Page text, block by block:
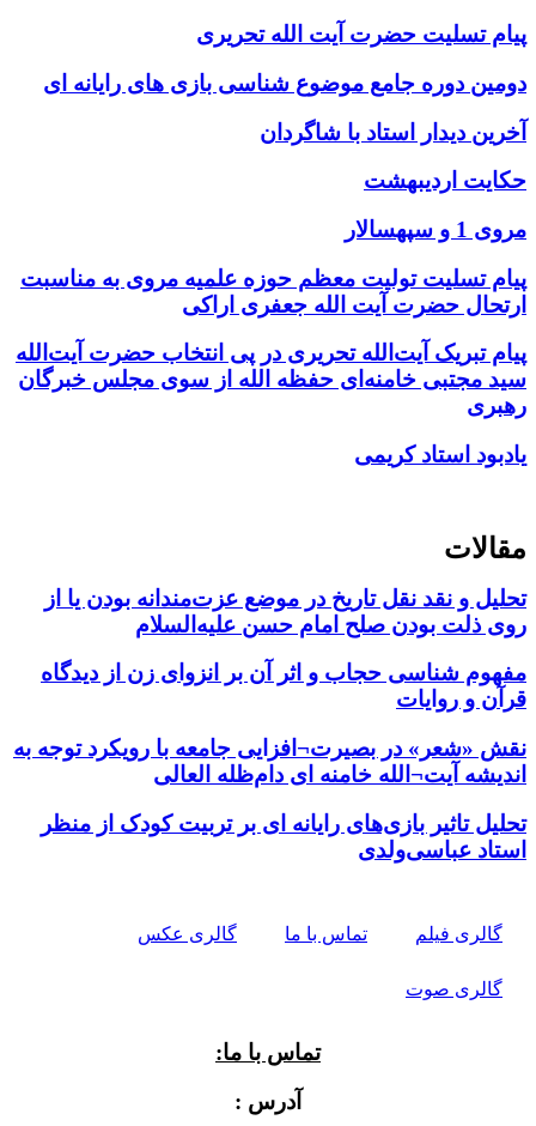
پیام تسلیت حضرت آیت الله تحریری
دومین دوره جامع موضوع شناسی بازی های رایانه ای
آخرین دیدار استاد با شاگردان
حکایت اردیبهشت
مروی 1 و سپهسالار
پیام تسلیت تولیت معظم حوزه علمیه مروی به مناسبت
ارتحال حضرت آیت الله جعفری اراکی
پیام تبریک آیت‌الله تحریری در پی انتخاب حضرت آیت‌الله
سید مجتبی خامنه‌ای حفظه الله از سوی مجلس خبرگان
رهبری
یادبود استاد کریمی
مقالات
تحلیل و نقد نقل تاریخ در موضع عزت‌مندانه بودن یا از
روی ذلت بودن صلح امام حسن علیه‌السلام
مفهوم شناسی حجاب و اثر آن بر انزوای زن از دیدگاه
قرآن و روایات
نقش «شعر» در بصیرت¬افزایی جامعه با رویکرد توجه به
اندیشه آیت¬الله خامنه ای دام‌ظله العالی
تحلیل تاثیر بازی‌های رایانه ای بر تربیت کودک از منظر
استاد عباسی‌ولدی
گالری فیلم تماس با ما گالری عکس
گالری صوت
تماس با ما:
آدرس :